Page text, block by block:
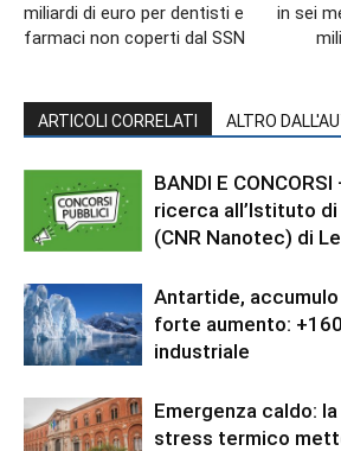
miliardi di euro per dentisti e
farmaci non coperti dal SSN
in sei
ARTICOLI CORRELATI ALTRO
BANDI E
ricerca all’Istituto
(CNR Nanotec) di
Antartide,
forte aumento:
industriale
Emergenza caldo:
stress termico